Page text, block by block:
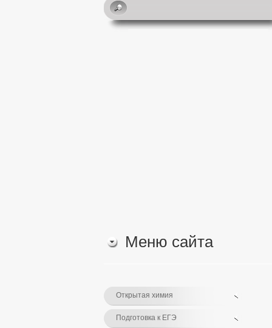
Меню сайта
Открытая химия
Подготовка к ЕГЭ